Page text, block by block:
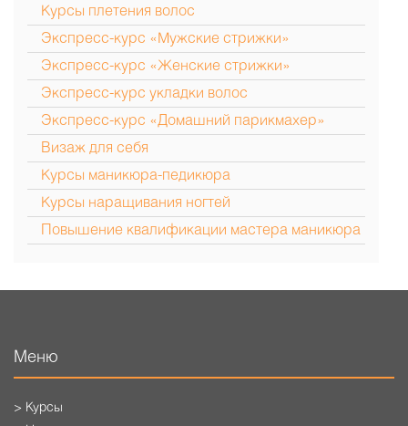
Курсы плетения волос
Экспресс-курс «Мужские стрижки»
Экспресс-курс «Женские стрижки»
Экспресс-курс укладки волос
Экспресс-курс «Домашний парикмахер»
Визаж для себя
Курсы маникюра-педикюра
Курсы наращивания ногтей
Повышение квалификации мастера маникюра
Меню
> Курсы